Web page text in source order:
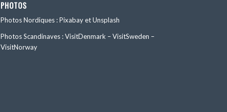
PHOTOS
Photos Nordiques : Pixabay et Unsplash
Photos Scandinaves : VisitDenmark – VisitSweden –
VisitNorway